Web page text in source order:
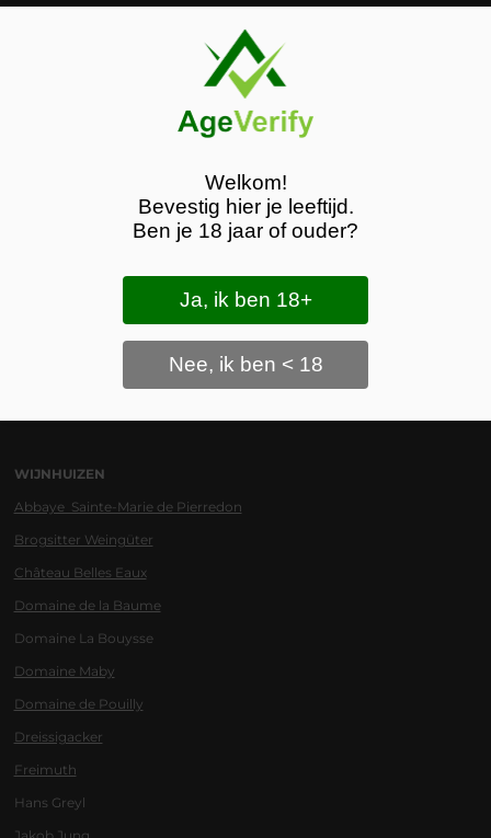
WIJNHUIZEN
Abbaye Sainte-Marie de Pierredon
Brogsitter Weingüter
Château Belles Eaux
Domaine de la Baume
Domaine La Bouysse
Domaine Maby
Domaine de Pouilly
Dreissigacker
Freimuth
Hans Greyl
Welkom!
Bevestig hier je leeftijd.
Ben je 18 jaar of ouder?
Ja, ik ben 18+
Nee, ik ben < 18